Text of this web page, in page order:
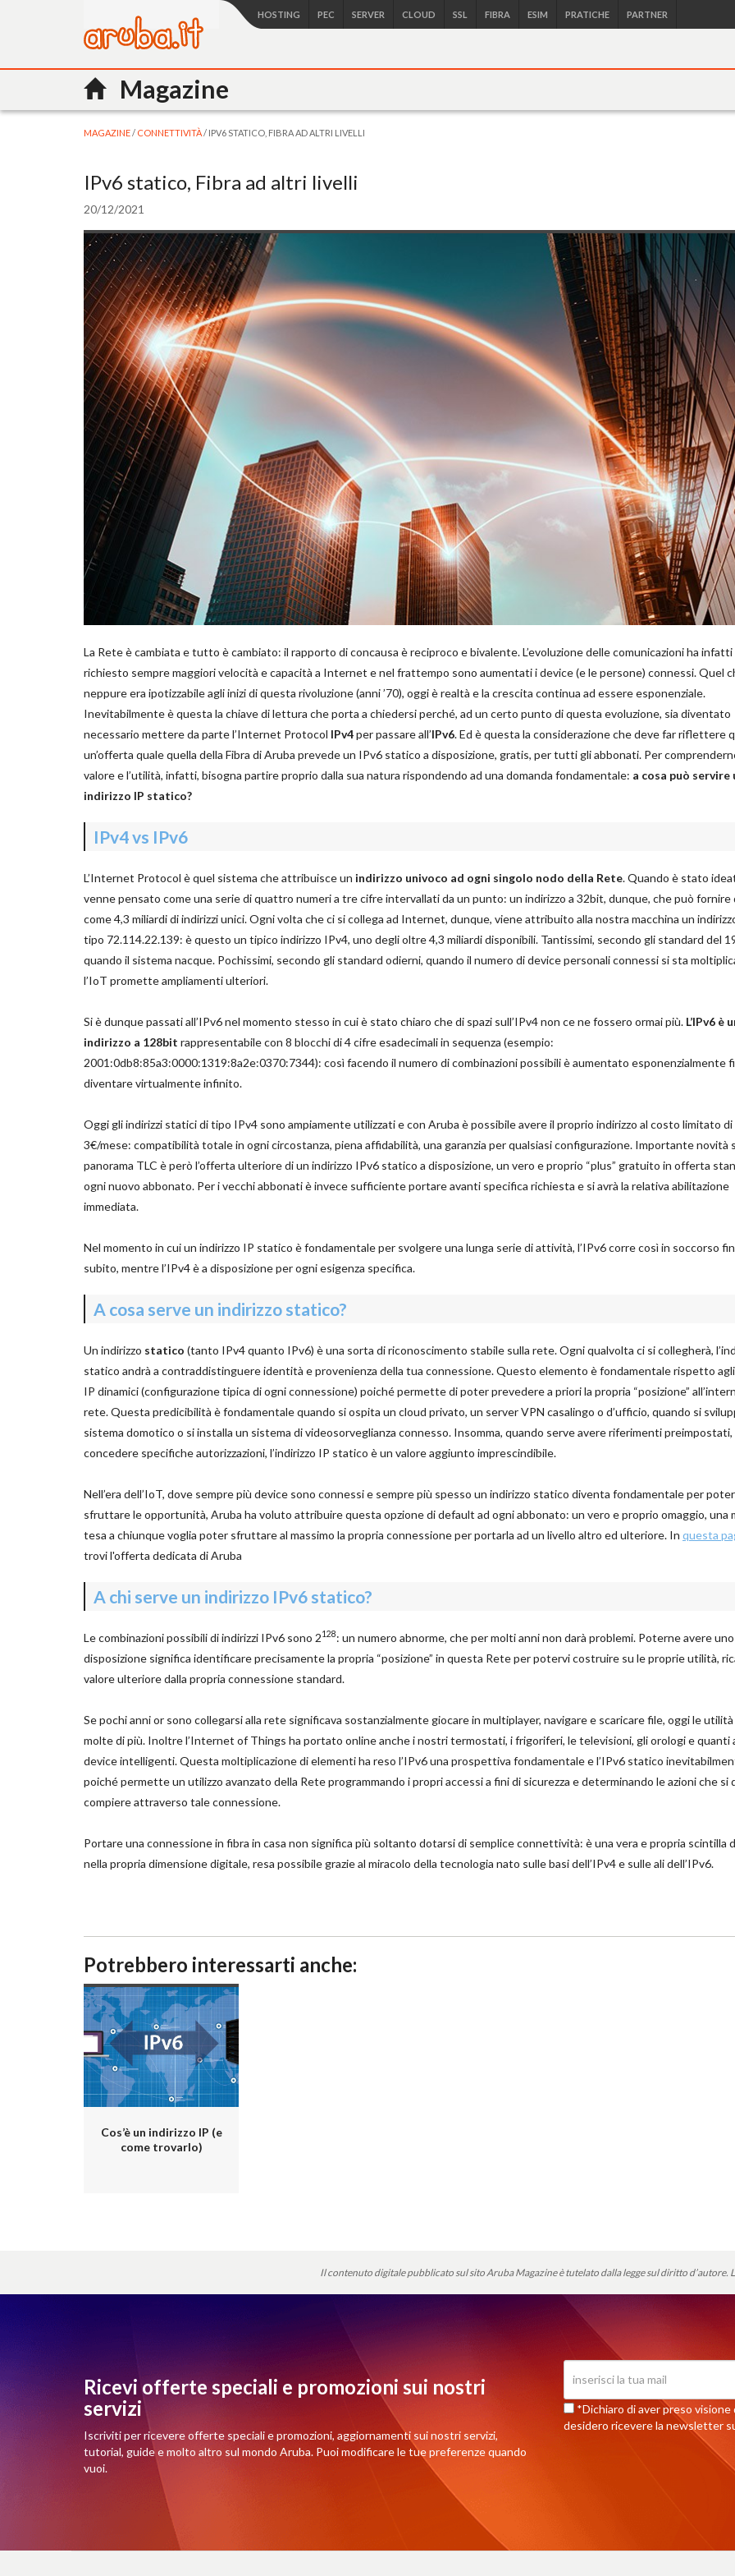
HOSTING PEC SERVER CLOUD SSL FIBRA ESIM PRATICHE PARTNER
Magazine
MAGAZINE/ CONNETTIVITÀ/ IPV6 STATICO, FIBRA AD ALTRI LIVELLI
IPv6 statico, Fibra ad altri livelli
20/12/2021
La Rete è cambiata e tutto è cambiato: il rapporto di concausa è reciproco e bivalente. L’evoluzione delle comunicazioni ha infatti
richiesto sempre maggiori velocità e capacità a Internet e nel frattempo sono aumentati i device (e le persone) connessi. Quel
neppure era ipotizzabile agli inizi di questa rivoluzione (anni ’70), oggi è realtà e la crescita continua ad essere esponenziale.
Inevitabilmente è questa la chiave di lettura che porta a chiedersi perché, ad un certo punto di questa evoluzione, sia diventato
necessario mettere da parte l’Internet Protocol IPv4per passare all’IPv6. Ed è questa la considerazione che deve far riflettere
un’offerta quale quella della Fibra di Aruba prevede un IPv6 statico a disposizione, gratis, per tutti gli abbonati. Per
valore e l’utilità, infatti, bisogna partire proprio dalla sua natura rispondendo ad una domanda fondamentale: a cosa può servire
indirizzo IP statico?
IPv4 vs IPv6
L’Internet Protocol è quel sistema che attribuisce un indirizzo univoco ad ogni singolo nodo della Rete. Quando è stato
venne pensato come una serie di quattro numeri a tre cifre intervallati da un punto: un indirizzo a 32bit, dunque, che può fornire
come 4,3 miliardi di indirizzi unici. Ogni volta che ci si collega ad Internet, dunque, viene attribuito alla nostra macchina un
tipo 72.114.22.139: è questo un tipico indirizzo IPv4, uno degli oltre 4,3 miliardi disponibili. Tantissimi, secondo gli standard del
quando il sistema nacque. Pochissimi, secondo gli standard odierni, quando il numero di device personali connessi si sta
l’IoT promette ampliamenti ulteriori.
Si è dunque passati all’IPv6 nel momento stesso in cui è stato chiaro che di spazi sull’IPv4 non ce ne fossero ormai più. L’IPv6 è
indirizzo a 128bit rappresentabile con 8 blocchi di 4 cifre esadecimali in sequenza (esempio:
2001:0db8:85a3:0000:1319:8a2e:0370:7344): così facendo il numero di combinazioni possibili è aumentato esponenzialmente
diventare virtualmente infinito.
Oggi gli indirizzi statici di tipo IPv4 sono ampiamente utilizzati e con Aruba è possibile avere il proprio indirizzo al costo limitato di
3€/mese: compatibilità totale in ogni circostanza, piena affidabilità, una garanzia per qualsiasi configurazione. Importante novità
panorama TLC è però l’offerta ulteriore di un indirizzo IPv6 statico a disposizione, un vero e proprio “plus” gratuito in offerta
ogni nuovo abbonato. Per i vecchi abbonati è invece sufficiente portare avanti specifica richiesta e si avrà la relativa abilitazione
immediata.
Nel momento in cui un indirizzo IP statico è fondamentale per svolgere una lunga serie di attività, l’IPv6 corre così in soccorso
subito, mentre l’IPv4 è a disposizione per ogni esigenza specifica.
A cosa serve un indirizzo statico?
Un indirizzo statico (tanto IPv4 quanto IPv6) è una sorta di riconoscimento stabile sulla rete. Ogni qualvolta ci si collegherà,
statico andrà a contraddistinguere identità e provenienza della tua connessione. Questo elemento è fondamentale rispetto
IP dinamici (configurazione tipica di ogni connessione) poiché permette di poter prevedere a priori la propria “posizione”
rete. Questa predicibilità è fondamentale quando si ospita un cloud privato, un server VPN casalingo o d’ufficio, quando si
sistema domotico o si installa un sistema di videosorveglianza connesso. Insomma, quando serve avere riferimenti preimpostati,
concedere specifiche autorizzazioni, l’indirizzo IP statico è un valore aggiunto imprescindibile.
Nell’era dell’IoT, dove sempre più device sono connessi e sempre più spesso un indirizzo statico diventa fondamentale per
sfruttare le opportunità, Aruba ha voluto attribuire questa opzione di default ad ogni abbonato: un vero e proprio omaggio, una
tesa a chiunque voglia poter sfruttare al massimo la propria connessione per portarla ad un livello altro ed ulteriore. In questa
trovi l'offerta dedicata di Aruba
A chi serve un indirizzo IPv6 statico?
Le combinazioni possibili di indirizzi IPv6 sono 2128: un numero abnorme, che per molti anni non darà problemi. Poterne avere uno
disposizione significa identificare precisamente la propria “posizione” in questa Rete per potervi costruire su le proprie utilità,
valore ulteriore dalla propria connessione standard.
Se pochi anni or sono collegarsi alla rete significava sostanzialmente giocare in multiplayer, navigare e scaricare file, oggi le
molte di più. Inoltre l’Internet of Things ha portato online anche i nostri termostati, i frigoriferi, le televisioni, gli orologi e quanti
device intelligenti. Questa moltiplicazione di elementi ha reso l’IPv6 una prospettiva fondamentale e l’IPv6 statico
poiché permette un utilizzo avanzato della Rete programmando i propri accessi a fini di sicurezza e determinando le azioni che si
compiere attraverso tale connessione.
Portare una connessione in fibra in casa non significa più soltanto dotarsi di semplice connettività: è una vera e propria scintilla
nella propria dimensione digitale, resa possibile grazie al miracolo della tecnologia nato sulle basi dell’IPv4 e sulle ali dell’IPv6.
Potrebbero interessarti anche:
Cos’è un indirizzo IP (e
come trovarlo)
Il contenuto digitale pubblicato sul sito Aruba Magazine è tutelato dalla legge sul diritto d’autore.
Ricevi offerte speciali e promozioni sui nostri
servizi
Iscriviti per ricevere offerte speciali e promozioni, aggiornamenti sui nostri servizi,
tutorial, guide e molto altro sul mondo Aruba. Puoi modificare le tue preferenze quando
vuoi.
*Dichiaro di aver preso visione
desidero ricevere la newsletter